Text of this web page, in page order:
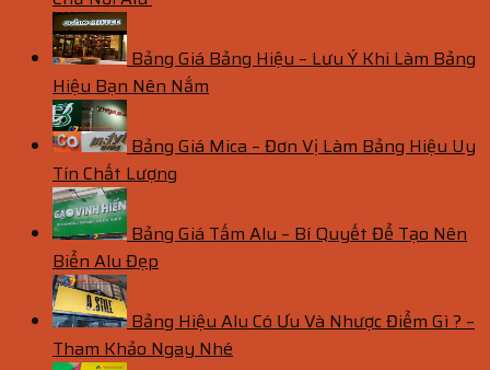
Bảng Giá Bảng Hiệu – Lưu Ý Khi Làm Bảng
Hiệu Bạn Nên Nắm
Bảng Giá Mica – Đơn Vị Làm Bảng Hiệu Uy
Tín Chất Lượng
Bảng Giá Tấm Alu – Bí Quyết Để Tạo Nên
Biển Alu Đẹp
Bảng Hiệu Alu Có Ưu Và Nhược Điểm Gì ? –
Tham Khảo Ngay Nhé